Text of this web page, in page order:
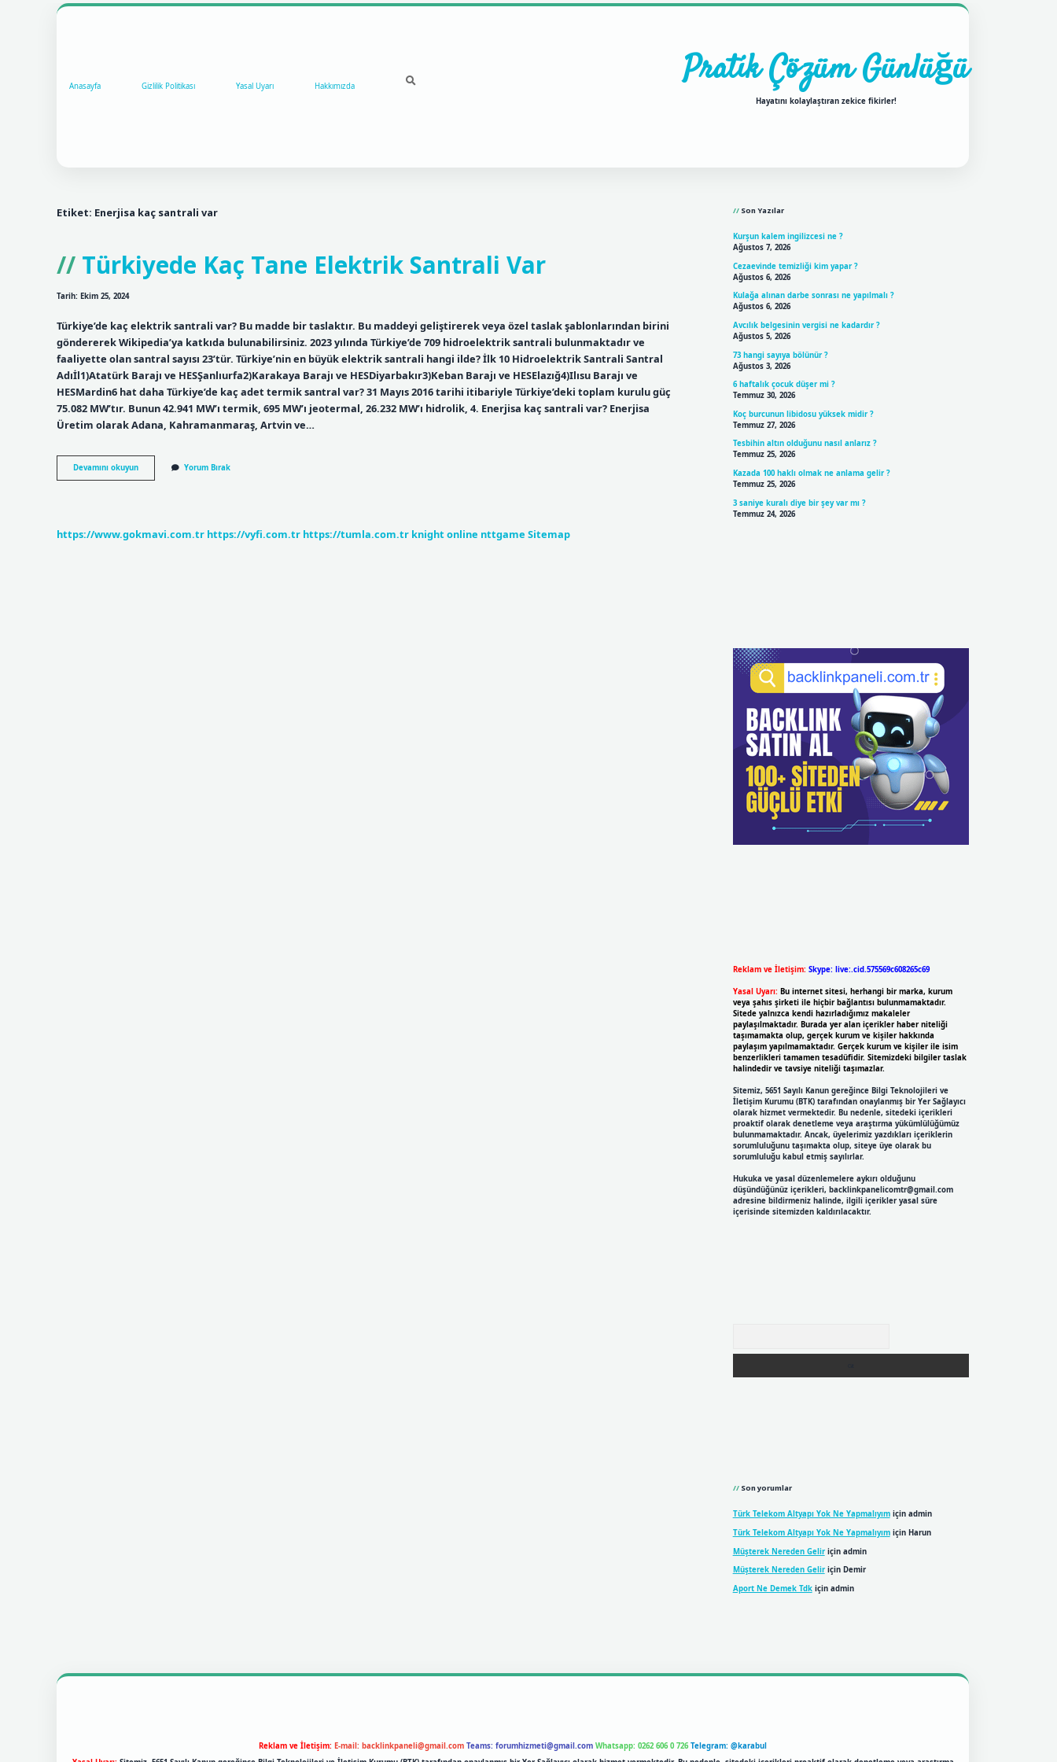
Anasayfa Gizlilik Politikası Yasal Uyarı Hakkımızda Pratik Çözüm Günlüğü
Hayatını kolaylaştıran zekice fikirler!
Etiket: Enerjisa kaç santrali var
Türkiyede Kaç Tane Elektrik Santrali Var
Tarih: Ekim 25, 2024
Türkiye’de kaç elektrik santrali var? Bu madde bir taslaktır. Bu maddeyi geliştirerek veya özel taslak şablonlarından birini
göndererek Wikipedia’ya katkıda bulunabilirsiniz. 2023 yılında Türkiye’de 709 hidroelektrik santrali bulunmaktadır ve
faaliyette olan santral sayısı 23’tür. Türkiye’nin en büyük elektrik santrali hangi ilde? İlk 10 Hidroelektrik Santrali Santral
Adıİl1)Atatürk Barajı ve HESŞanlıurfa2)Karakaya Barajı ve HESDiyarbakır3)Keban Barajı ve HESElazığ4)Ilısu Barajı ve
HESMardin6 hat daha Türkiye’de kaç adet termik santral var? 31 Mayıs 2016 tarihi itibariyle Türkiye’deki toplam kurulu güç
75.082 MW’tır. Bunun 42.941 MW’ı termik, 695 MW’ı jeotermal, 26.232 MW’ı hidrolik, 4. Enerjisa kaç santrali var? Enerjisa
Üretim olarak Adana, Kahramanmaraş, Artvin ve…
Devamını okuyunTürkiyede
Kaç
Yorum Bırak
https://www.gokmavi.com.tr https://vyfi.com.tr https://tumla.com.tr knight online nttgame Sitemap
Son Yazılar
Kurşun kalem ingilizcesi ne ?
Ağustos 7, 2026
Cezaevinde temizliği kim yapar ?
Ağustos 6, 2026
Kulağa alınan darbe sonrası ne yapılmalı ?
Ağustos 6, 2026
Avcılık belgesinin vergisi ne kadardır ?
Ağustos 5, 2026
73 hangi sayıya bölünür ?
Ağustos 3, 2026
6 haftalık çocuk düşer mi ?
Temmuz 30, 2026
Koç burcunun libidosu yüksek midir ?
Temmuz 27, 2026
Tesbihin altın olduğunu nasıl anlarız ?
Temmuz 25, 2026
Kazada 100 haklı olmak ne anlama gelir ?
Temmuz 25, 2026
3 saniye kuralı diye bir şey var mı ?
Temmuz 24, 2026
Reklam ve İletişim: Skype: live:.cid.575569c608265c69
Yasal Uyarı: Bu internet sitesi, herhangi bir marka, kurum
veya şahıs şirketi ile hiçbir bağlantısı bulunmamaktadır.
Sitede yalnızca kendi hazırladığımız makaleler
paylaşılmaktadır. Burada yer alan içerikler haber niteliği
taşımamakta olup, gerçek kurum ve kişiler hakkında
paylaşım yapılmamaktadır. Gerçek kurum ve kişiler ile isim
benzerlikleri tamamen tesadüfidir. Sitemizdeki bilgiler taslak
halindedir ve tavsiye niteliği taşımazlar.
Sitemiz, 5651 Sayılı Kanun gereğince Bilgi Teknolojileri ve
İletişim Kurumu (BTK) tarafından onaylanmış bir Yer Sağlayıcı
olarak hizmet vermektedir. Bu nedenle, sitedeki içerikleri
proaktif olarak denetleme veya araştırma yükümlülüğümüz
bulunmamaktadır. Ancak, üyelerimiz yazdıkları içeriklerin
sorumluluğunu taşımakta olup, siteye üye olarak bu
sorumluluğu kabul etmiş sayılırlar.
Hukuka ve yasal düzenlemelere aykırı olduğunu
düşündüğünüz içerikleri, backlinkpanelicomtr@gmail.com
adresine bildirmeniz halinde, ilgili içerikler yasal süre
içerisinde sitemizden kaldırılacaktır.
Son yorumlar
Türk Telekom Altyapı Yok Ne Yapmalıyımiçin admin
Türk Telekom Altyapı Yok Ne Yapmalıyımiçin Harun
Müşterek Nereden Geliriçin admin
Müşterek Nereden Geliriçin Demir
Aport Ne Demek Tdkiçin admin
Reklam ve İletişim: E-mail: backlinkpaneli@gmail.com Teams: forumhizmeti@gmail.com Whatsapp: 0262 606 0 726 Telegram: @karabul